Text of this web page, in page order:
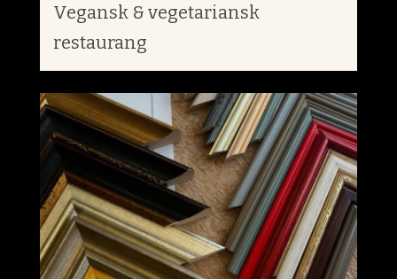
Vegansk & vegetariansk
restaurang